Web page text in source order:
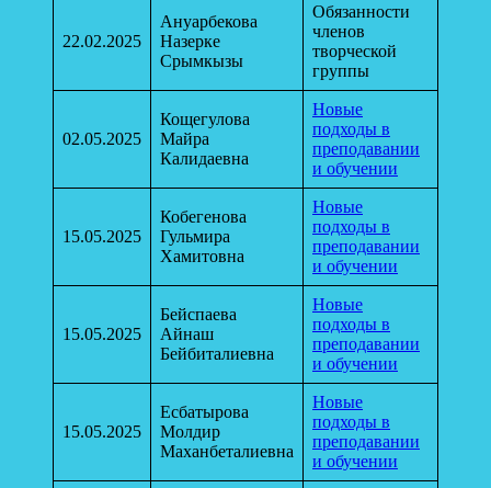
22.02.2025
Ануарбекова
Назерке
Срымкызы
Обязанности
членов
творческой
группы
02.05.2025
Кощегулова
Майра
Калидаевна
Новые
подходы в
преподавании
и обучении
15.05.2025
Кобегенова
Гульмира
Хамитовна
Новые
подходы в
преподавании
и обучении
15.05.2025
Бейспаева
Айнаш
Бейбиталиевна
Новые
подходы в
преподавании
и обучении
15.05.2025
Есбатырова
Молдир
Маханбеталиевна
Новые
подходы в
преподавании
и обучении